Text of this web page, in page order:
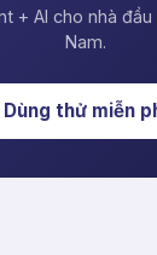
+ AI cho nhà
Nam.
Dùng thử miễn